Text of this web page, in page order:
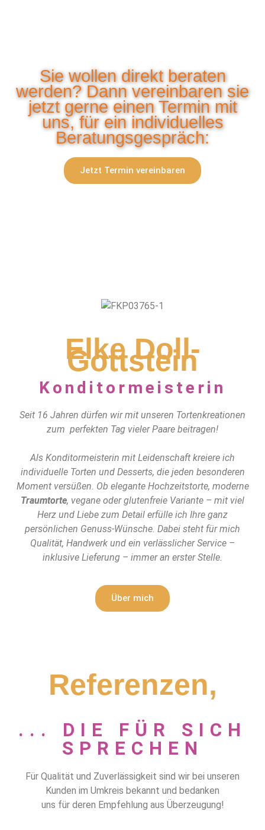
Sie wollen direkt beraten
werden? Dann vereinbaren sie
jetzt gerne einen Termin mit
uns, für ein individuelles
Beratungsgespräch:
Jetzt Termin vereinbaren
Elke Doll-
Gottstein
Konditormeisterin
Seit 16 Jahren dürfen wir mit unseren Tortenkreationen
zum perfekten Tag vieler Paare beitragen!
Als Konditormeisterin mit Leidenschaft kreiere ich
individuelle Torten und Desserts, die jeden besonderen
Moment versüßen. Ob elegante Hochzeitstorte, moderne
Traumtorte, vegane oder glutenfreie Variante – mit viel
Herz und Liebe zum Detail erfülle ich Ihre ganz
persönlichen Genuss-Wünsche. Dabei steht für mich
Qualität, Handwerk und ein verlässlicher Service –
inklusive Lieferung – immer an erster Stelle.
Über mich
Referenzen,
... DIE FÜR SICH
SPRECHEN
Für Qualität und Zuverlässigkeit sind wir bei unseren
Kunden im Umkreis bekannt und bedanken
uns für deren Empfehlung aus Überzeugung!